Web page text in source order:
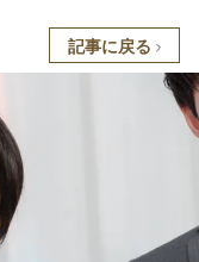
記事に戻る